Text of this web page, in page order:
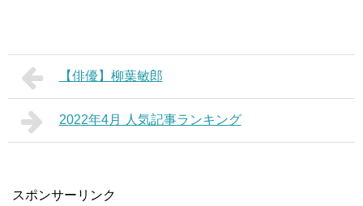
【俳優】柳葉敏郎
2022年4月 人気記事ランキング
スポンサーリンク